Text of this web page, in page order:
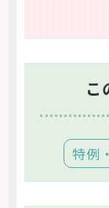
こ
特例